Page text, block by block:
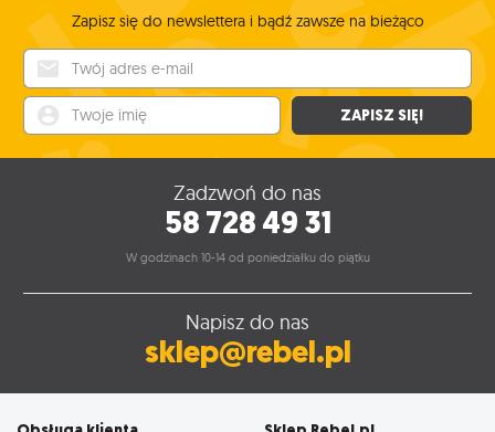
Zapisz się do newslettera i bądź zawsze na bieżąco
ZAPISZ SIĘ!
Zadzwoń do nas
58 728 49 31
W godzinach 10-14 od poniedziałku do piątku
Napisz do nas
sklep@rebel.pl